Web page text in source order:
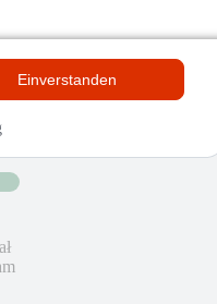
Einverstanden